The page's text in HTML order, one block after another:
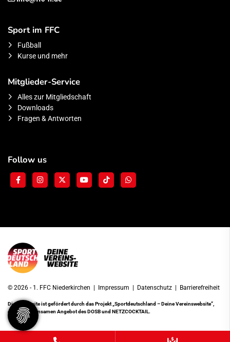
Sport im FFC
Fußball
Kurse und mehr
Mitglieder-Service
Alles zur Mitgliedschaft
Downloads
Fragen & Antworten
Follow us
© 2026 - 1. FFC Niederkirchen | Impressum | Datenschutz | Barrierefreiheit
Diese Website ist gefördert durch das Projekt„Sportdeutschland – Deine Vereinswebsite”,
einem gemeinsamen Angebot des DOSB und NETZCOCKTAIL.